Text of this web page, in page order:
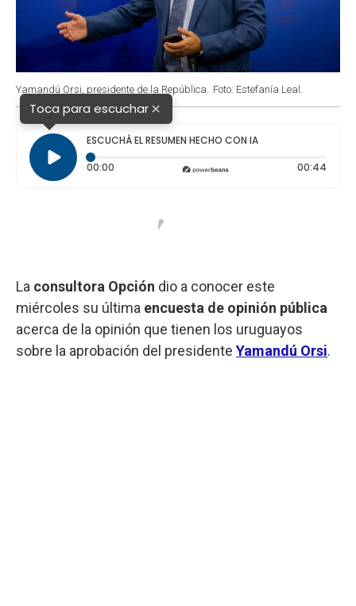
Yamandú Orsi, presidente de la República. Foto: Estefanía Leal.
Toca para escuchar×
ESCUCHÁ EL RESUMEN HECHO CON IA
00:00 Tiempo transcurrido: 0 segundos 00:44
La consultora Opción dio a conocer este
miércoles su última encuesta de opinión pública
acerca de la opinión que tienen los uruguayos
sobre la aprobación del presidente Yamandú Orsi.